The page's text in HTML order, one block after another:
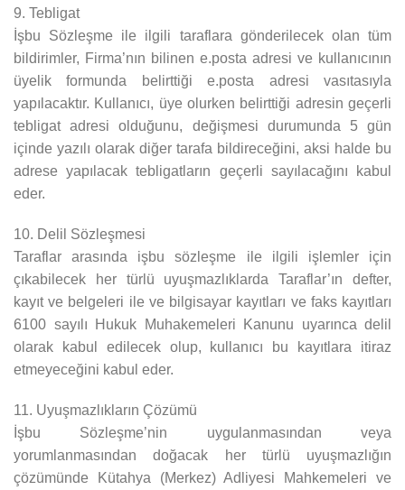
9. Tebligat
İşbu Sözleşme ile ilgili taraflara gönderilecek olan tüm
bildirimler, Firma’nın bilinen e.posta adresi ve kullanıcının
üyelik formunda belirttiği e.posta adresi vasıtasıyla
yapılacaktır. Kullanıcı, üye olurken belirttiği adresin geçerli
tebligat adresi olduğunu, değişmesi durumunda 5 gün
içinde yazılı olarak diğer tarafa bildireceğini, aksi halde bu
adrese yapılacak tebligatların geçerli sayılacağını kabul
eder.
10. Delil Sözleşmesi
Taraflar arasında işbu sözleşme ile ilgili işlemler için
çıkabilecek her türlü uyuşmazlıklarda Taraflar’ın defter,
kayıt ve belgeleri ile ve bilgisayar kayıtları ve faks kayıtları
6100 sayılı Hukuk Muhakemeleri Kanunu uyarınca delil
olarak kabul edilecek olup, kullanıcı bu kayıtlara itiraz
etmeyeceğini kabul eder.
11. Uyuşmazlıkların Çözümü
İşbu Sözleşme’nin uygulanmasından veya
yorumlanmasından doğacak her türlü uyuşmazlığın
çözümünde Kütahya (Merkez) Adliyesi Mahkemeleri ve